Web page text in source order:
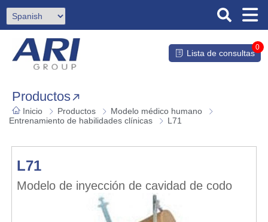
Lista de consultas
0
Productos
Inicio Productos
Modelo médico humano
Entrenamiento de habilidades clínicas
L71
L71
Modelo de inyección de cavidad de codo